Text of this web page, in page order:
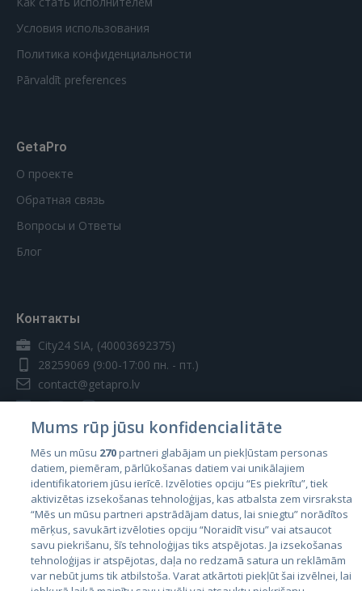
Условия использования
Политика конфиденциальности
Pārvaldīt preferences
GetaPro
О проекте
Обратная связь
Вопросы и Ответы
Блог
Контакты
City24 SIA, (40003692375)
28259069 (9:00-17:00 пн. - пт.)
contact@getapro.lv
Страны
Эстония
Латвия
Литва
Mums rūp jūsu konfidencialitāte
Mēs un mūsu 270partneri glabājam un piekļūstam personas
datiem, piemēram, pārlūkošanas datiem vai unikālajiem
identifikatoriem jūsu ierīcē. Izvēloties opciju “Es piekrītu”, tiek
aktivizētas izsekošanas tehnoloģijas, kas atbalsta zem virsraksta
“Mēs un mūsu partneri apstrādājam datus, lai sniegtu” norādītos
mērķus, savukārt izvēloties opciju “Noraidīt visu” vai atsaucot
savu piekrišanu, šīs tehnoloģijas tiks atspējotas. Ja izsekošanas
tehnoloģijas ir atspējotas, daļa no redzamā satura un reklāmām
var nebūt jums tik atbilstoša. Varat atkārtoti piekļūt šai izvēlnei, lai